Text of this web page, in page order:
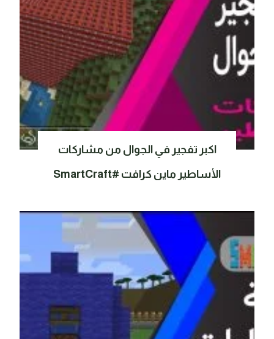
اكبر تفجير في الجوال من مشاركات
الأساطير ماين كرافت #SmartCraft